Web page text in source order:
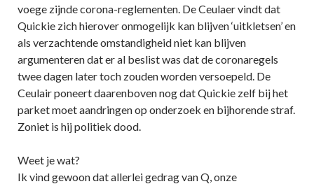
voege zijnde corona-reglementen. De Ceulaer vindt dat
Quickie zich hierover onmogelijk kan blijven ‘uitkletsen’ en
als verzachtende omstandigheid niet kan blijven
argumenteren dat er al beslist was dat de coronaregels
twee dagen later toch zouden worden versoepeld. De
Ceulair poneert daarenboven nog dat Quickie zelf bij het
parket moet aandringen op onderzoek en bijhorende straf.
Zoniet is hij politiek dood.
Weet je wat?
Ik vind gewoon dat allerlei gedrag van Q, onze